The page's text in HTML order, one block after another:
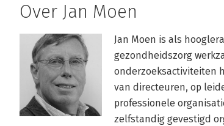
Over Jan Moen
Jan Moen is als
gezondheidszorg
onderzoeksactiviteiten
van directeuren, op
professionele
zelfstandig gevestigd